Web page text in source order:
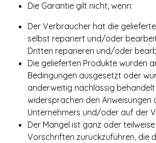
Die Garantie gilt nicht, wenn:
Der Verbraucher hat die
selbst repariert und/oder
Dritten reparieren und/oder
Die gelieferten Produkte wurden
Bedingungen ausgesetzt oder
anderweitig nachlässig
widersprachen den Anweisungen
Unternehmers und/oder auf der
Der Mangel ist ganz oder
Vorschriften zurückzuführen, die